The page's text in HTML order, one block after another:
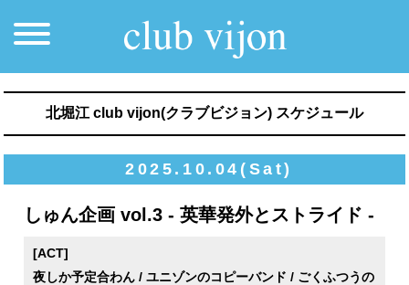
北堀江 club vijon(クラブビジョン) スケジュール
2025.10.04(Sat)
しゅん企画 vol.3 - 英華発外とストライド -
[ACT]
夜しか予定合わん / ユニゾンのコピーバンド / ごくふつうの